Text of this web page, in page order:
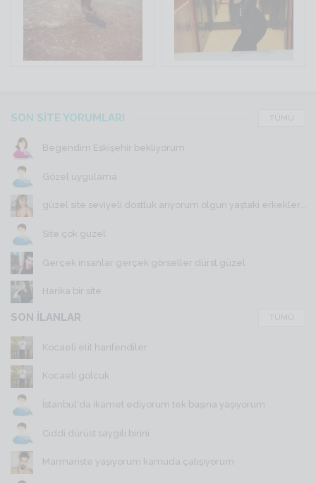
SON SİTE YORUMLARI TÜMÜ
Begendim Eskişehir bekliyorum
Gözel uygulama
güzel site seviyeli dostluk arıyorum olgun yaştaki erkekler...
Site çok güzel
Gerçek insanlar gerçek görseller dürst güzel
Harika bir site
SON İLANLAR TÜMÜ
Kocaeli elit hanfendiler
Kocaeli golcuk
İstanbul'da ikamet ediyorum tek başına yaşıyorum
Ciddi dürüst saygili birini
Marmariste yaşıyorum kamuda çalışıyorum